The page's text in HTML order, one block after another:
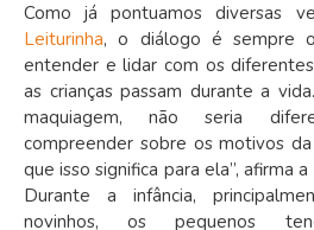
Como já pontuamos diversas
Leiturinha, o diálogo é sempre
entender e lidar com os
as crianças passam durante a
maquiagem, não seria
compreender sobre os motivos
que isso significa para ela”, afirma
Durante a infância,
novinhos, os pequenos